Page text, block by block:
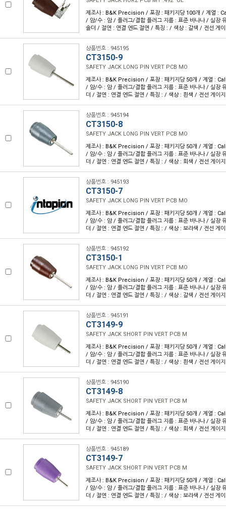
제조사 : B&K Precision / 포장 : 패키지당 100개 / 계열 :
/ 암/수 : 암 / 플러그/결합 플러그 지름 : 표준 바나나 / 실장
솔더 / 절연 : 연결 엔드 절연 / 특징 : / 색상 : 갈색 / 전선 게
상품번호 : 945195
CT3150-9
SAFETY JACK LONG PIN VERT PCB MO
제조사 : B&K Precision / 포장 : 패키지당 50개 / 계열 :
/ 암/수 : 암 / 플러그/결합 플러그 지름 : 표준 바나나 / 실장
더 / 절연 : 연결 엔드 절연 / 특징 : / 색상 : 흰색 / 전선 게이
상품번호 : 945194
CT3150-8
SAFETY JACK LONG PIN VERT PCB MO
제조사 : B&K Precision / 포장 : 패키지당 50개 / 계열 :
/ 암/수 : 암 / 플러그/결합 플러그 지름 : 표준 바나나 / 실장
더 / 절연 : 연결 엔드 절연 / 특징 : / 색상 : 회색 / 전선 게이
상품번호 : 945193
CT3150-7
SAFETY JACK LONG PIN VERT PCB MO
제조사 : B&K Precision / 포장 : 패키지당 50개 / 계열 :
/ 암/수 : 암 / 플러그/결합 플러그 지름 : 표준 바나나 / 실장
더 / 절연 : 연결 엔드 절연 / 특징 : / 색상 : 보라색 / 전선 게
상품번호 : 945192
CT3150-1
SAFETY JACK LONG PIN VERT PCB MO
제조사 : B&K Precision / 포장 : 패키지당 50개 / 계열 :
/ 암/수 : 암 / 플러그/결합 플러그 지름 : 표준 바나나 / 실장
더 / 절연 : 연결 엔드 절연 / 특징 : / 색상 : 갈색 / 전선 게이
상품번호 : 945191
CT3149-9
SAFETY JACK SHORT PIN VERT PCB M
제조사 : B&K Precision / 포장 : 패키지당 50개 / 계열 :
/ 암/수 : 암 / 플러그/결합 플러그 지름 : 표준 바나나 / 실장
더 / 절연 : 연결 엔드 절연 / 특징 : / 색상 : 흰색 / 전선 게이
상품번호 : 945190
CT3149-8
SAFETY JACK SHORT PIN VERT PCB M
제조사 : B&K Precision / 포장 : 패키지당 50개 / 계열 :
/ 암/수 : 암 / 플러그/결합 플러그 지름 : 표준 바나나 / 실장
더 / 절연 : 연결 엔드 절연 / 특징 : / 색상 : 회색 / 전선 게이
상품번호 : 945189
CT3149-7
SAFETY JACK SHORT PIN VERT PCB M
제조사 : B&K Precision / 포장 : 패키지당 50개 / 계열 :
/ 암/수 : 암 / 플러그/결합 플러그 지름 : 표준 바나나 / 실장
더 / 절연 : 연결 엔드 절연 / 특징 : / 색상 : 보라색 / 전선 게